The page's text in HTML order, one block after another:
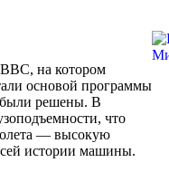
на котором
основой программы
были решены. В
что
— высокую
истории машины.